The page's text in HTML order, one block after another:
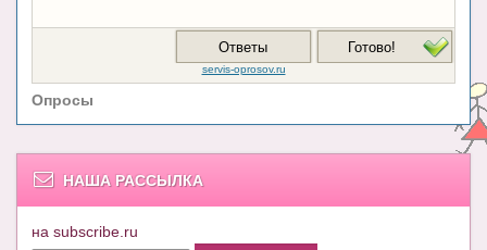
Опросы
НАША РАССЫЛКА
на subscribe.ru